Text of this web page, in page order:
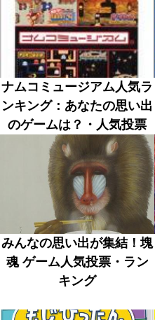
ナムコミュージアム人気ラ
ンキング：あなたの思い出
のゲームは？・人気投票
みんなの思い出が集結！塊
魂 ゲーム人気投票・ラン
キング